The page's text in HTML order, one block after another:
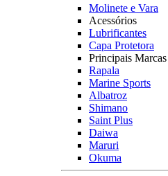
Molinete e Vara
Acessórios
Lubrificantes
Capa Protetora
Principais Marcas
Rapala
Marine Sports
Albatroz
Shimano
Saint Plus
Daiwa
Maruri
Okuma